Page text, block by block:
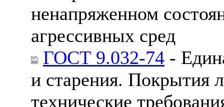
ненапряженном
агрессивных сред
ГОСТ 9.032-74 -
и старения. Покрытия
технические